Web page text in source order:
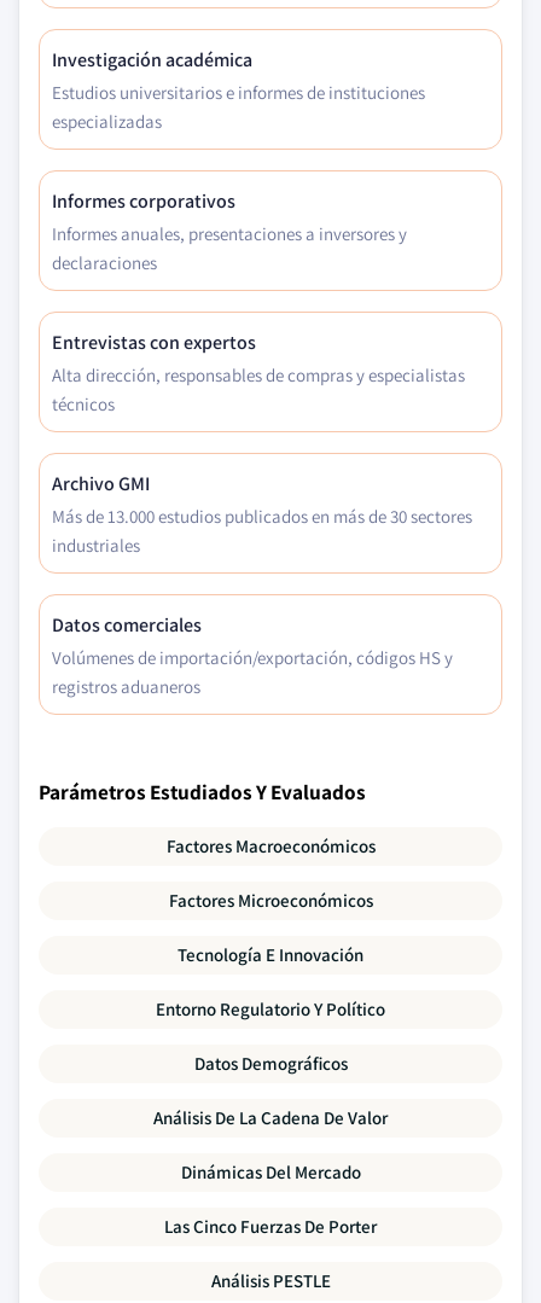
Investigación académica
Estudios universitarios e informes de instituciones
especializadas
Informes corporativos
Informes anuales, presentaciones a inversores y
declaraciones
Entrevistas con expertos
Alta dirección, responsables de compras y especialistas
técnicos
Archivo GMI
Más de 13.000 estudios publicados en más de 30 sectores
industriales
Datos comerciales
Volúmenes de importación/exportación, códigos HS y
registros aduaneros
Parámetros Estudiados Y Evaluados
Factores Macroeconómicos
Factores Microeconómicos
Tecnología E Innovación
Entorno Regulatorio Y Político
Datos Demográficos
Análisis De La Cadena De Valor
Dinámicas Del Mercado
Las Cinco Fuerzas De Porter
Análisis PESTLE